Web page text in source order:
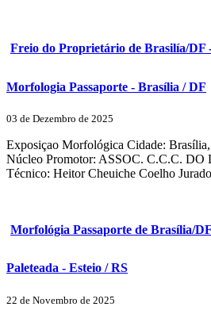
Freio do Proprietário de Brasilía/DF
Morfologia Passaporte - Brasília / DF
03 de Dezembro de 2025
Exposiçao Morfológica Cidade:
Núcleo Promotor: ASSOC. C.C.C.
Técnico: Heitor Cheuiche Coelho
Morfológia Passaporte de Brasília/
Paleteada - Esteio / RS
22 de Novembro de 2025